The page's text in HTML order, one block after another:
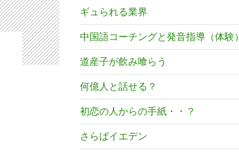
ギュられる業界
中国語コーチングと発音指導（体験）
道産子が飲み喰らう
何億人と話せる？
初恋の人からの手紙・・？
さらばイエデン